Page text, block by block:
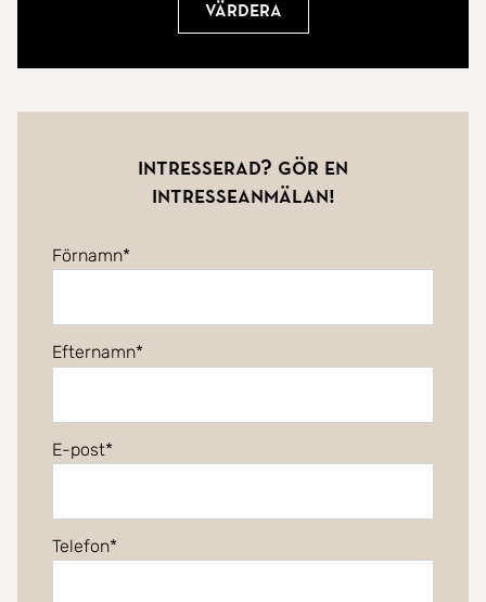
Värdera
Intresserad? Gör en
intresseanmälan!
Förnamn
Efternamn
E-post
Telefon